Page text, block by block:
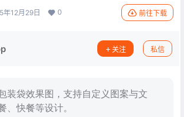
年12月29日 0 前往下载
关注 私信
装袋效果图，支持自定义图案与文
、快餐等设计。